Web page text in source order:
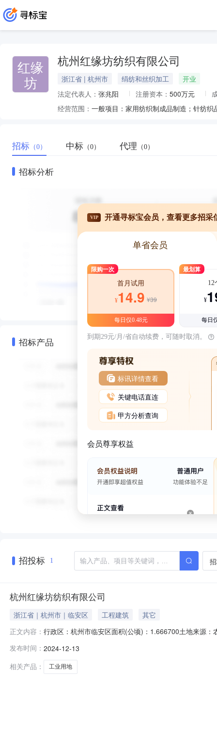
红缘
坊
杭州红缘坊纺织有限公司
浙江省 | 杭州市 绢纺和丝织加工
开业
法定代表人： 张兆阳 注册资本： 500万元
经营范围：
招标 （0） 中标 （0） 代理 （0）
招标分析
招标产品
VIP 开通寻标宝会员，查看更多招采
单省会员
限购一次
首月试用
¥14.9 ¥39
每日仅0.48元
最划算
12
¥
每日
到期29元/月/省自动续费，可随时取消。
标讯详情查看
关键电话直连
甲方分析查询
会员尊享权益
招投标 1
杭州红缘坊纺织有限公司
浙江省｜杭州市｜临安区 工程建筑
其它
正文内容： 行政区：杭州市临安区面积(公顷)：1.666700土地来源
1312:28:03
发布时间： 2024-12-13
相关产品：
工业用地